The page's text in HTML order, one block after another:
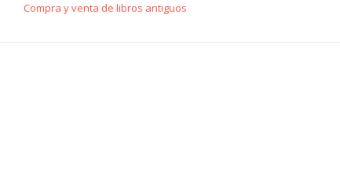
Compra y venta de libros antiguos